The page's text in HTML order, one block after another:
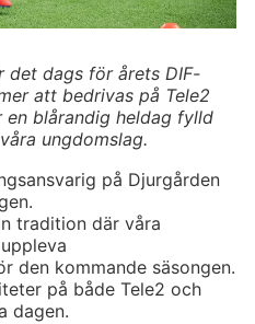
det dags för årets DIF-
att bedrivas på Tele2
en blårandig heldag fylld
ungdomslag.
på Djurgården
tradition där våra
den kommande säsongen.
på både Tele2 och
dagen.